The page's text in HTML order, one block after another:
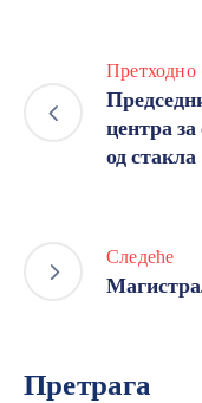
Претходно
центра
од стакла
Следеће
Претрага